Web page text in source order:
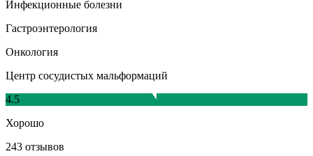
Инфекционные болезни
Гастроэнтерология
Онкология
Центр сосудистых мальформаций
4.5
Хорошо
243 отзывов